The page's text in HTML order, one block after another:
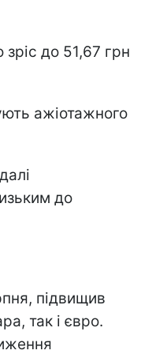
зріс до 51,67 грн
ажіотажного
до
підвищив
так і євро.